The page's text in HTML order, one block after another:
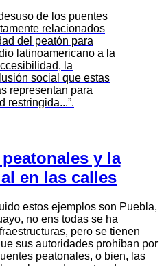
de los puentes
relacionados
del peatón para
latinoamericano a la
la
social que estas
representan para
restringida...”.
y la
en las calles
estos ejemplos son Puebla,
no ens todas se ha
pero se tienen
sus autoridades prohíban por
peatonales, o bien, las